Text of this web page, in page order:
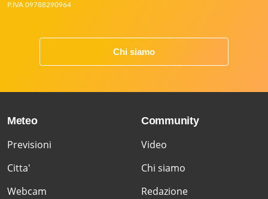
P.IVA 09788290964
Chi siamo
Meteo
Previsioni
Citta'
Webcam
Community
Video
Chi siamo
Redazione